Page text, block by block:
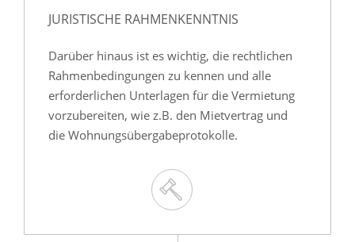
JURISTISCHE RAHMENKENNTNIS
Darüber hinaus ist es wichtig, die rechtlichen
Rahmenbedingungen zu kennen und alle
erforderlichen Unterlagen für die Vermietung
vorzubereiten, wie z.B. den Mietvertrag und
die Wohnungsübergabeprotokolle.